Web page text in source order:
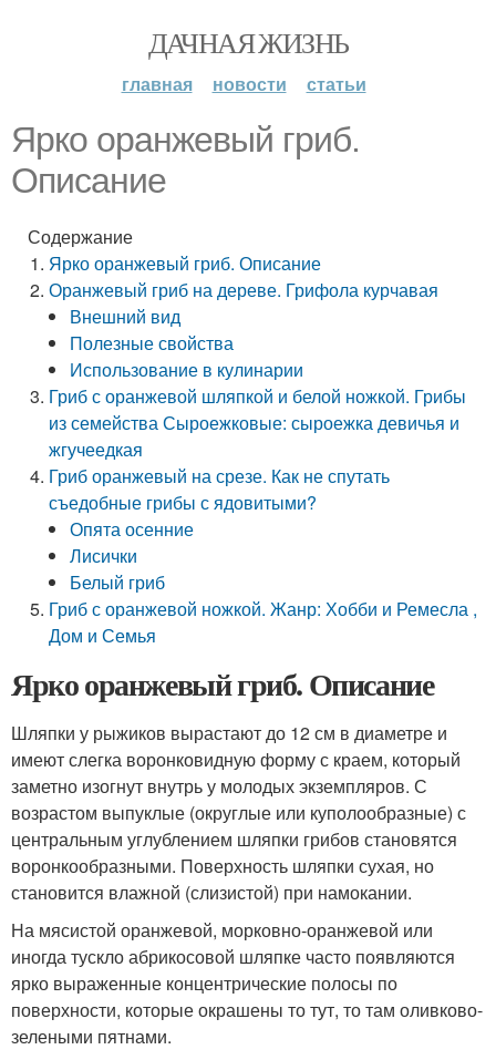
ДАЧНАЯ ЖИЗНЬ
главная новости статьи
Ярко оранжевый гриб.
Описание
Содержание
Ярко оранжевый гриб. Описание
Оранжевый гриб на дереве. Грифола курчавая
Внешний вид
Полезные свойства
Использование в кулинарии
Гриб с оранжевой шляпкой и белой ножкой. Грибы
из семейства Сыроежковые: сыроежка девичья и
жгучеедкая
Гриб оранжевый на срезе. Как не спутать
съедобные грибы с ядовитыми?
Опята осенние
Лисички
Белый гриб
Гриб с оранжевой ножкой. Жанр: Хобби и Ремесла ,
Дом и Семья
Ярко оранжевый гриб. Описание
Шляпки у рыжиков вырастают до 12 см в диаметре и
имеют слегка воронковидную форму с краем, который
заметно изогнут внутрь у молодых экземпляров. С
возрастом выпуклые (округлые или куполообразные) с
центральным углублением шляпки грибов становятся
воронкообразными. Поверхность шляпки сухая, но
становится влажной (слизистой) при намокании.
На мясистой оранжевой, морковно-оранжевой или
иногда тускло абрикосовой шляпке часто появляются
ярко выраженные концентрические полосы по
поверхности, которые окрашены то тут, то там оливково-
зелеными пятнами.